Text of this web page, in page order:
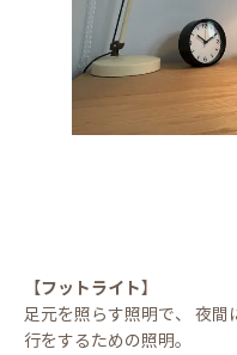
【フットライト】
足元を照らす照明で、 夜
行をするための照明。